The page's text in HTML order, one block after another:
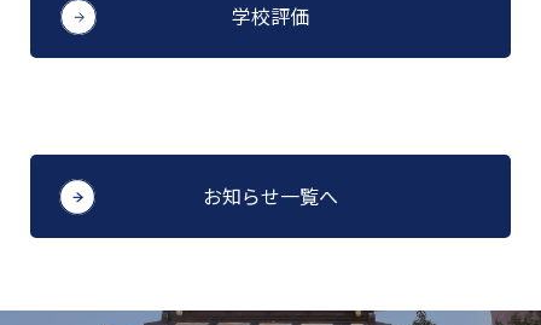
学校評価
お知らせ一覧へ